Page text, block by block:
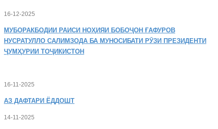
16-12-2025
МУБОРАКБОДИИ РАИСИ НОҲИЯИ БОБОҶОН ҒАФУРОВ
НУСРАТУЛЛО САЛИМЗОДА БА МУНОСИБАТИ РӮЗИ ПРЕЗИДЕНТИ
ҶУМҲУРИИ ТОҶИКИСТОН
16-11-2025
АЗ ДАФТАРИ ЁДДОШТ
14-11-2025